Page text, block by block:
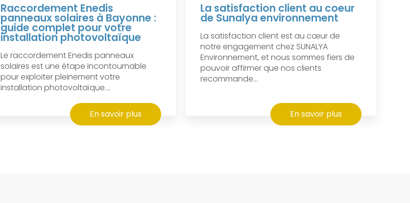
Raccordement Enedis
panneaux solaires à Bayonne :
guide complet pour votre
installation photovoltaïque
Le raccordement Enedis panneaux
solaires est une étape incontournable
pour exploiter pleinement votre
installation photovoltaïque....
En savoir plus
La satisfaction client au coeur
de Sunalya environnement
La satisfaction client est au cœur de
notre engagement chez SUNALYA
Environnement, et nous sommes fiers de
pouvoir affirmer que nos clients
recommande...
En savoir plus